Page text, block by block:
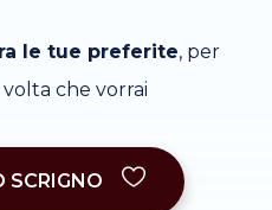
le tue preferite, per
che vorrai
SCRIGNO